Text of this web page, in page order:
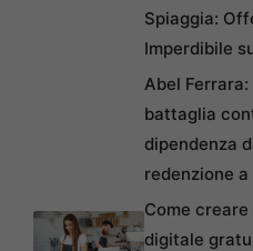
Spiaggia:
Imperdibile
Abel Ferrara:
battaglia
dipendenza
redenzione a
Come creare
digitale